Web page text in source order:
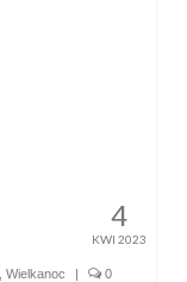
4
KWI 2023
Wielkanoc | 0